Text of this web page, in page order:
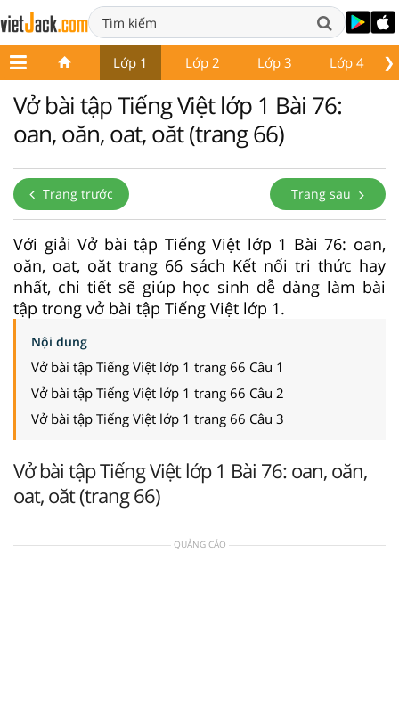
❯
Lớp 1 Lớp 2 Lớp 3 Lớp 4
Vở bài tập Tiếng Việt lớp 1 Bài 76:
oan, oăn, oat, oăt (trang 66)
Trang trước Trang sau
Với giải Vở bài tập Tiếng Việt lớp 1 Bài 76: oan,
oăn, oat, oăt trang 66 sách Kết nối tri thức hay
nhất, chi tiết sẽ giúp học sinh dễ dàng làm bài
tập trong vở bài tập Tiếng Việt lớp 1.
Nội dung
Vở bài tập Tiếng Việt lớp 1 trang 66 Câu 1
Vở bài tập Tiếng Việt lớp 1 trang 66 Câu 2
Vở bài tập Tiếng Việt lớp 1 trang 66 Câu 3
Vở bài tập Tiếng Việt lớp 1 Bài 76: oan, oăn,
oat, oăt (trang 66)
QUẢNG CÁO